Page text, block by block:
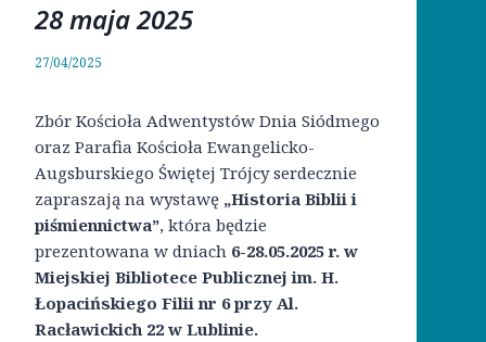
28 maja 2025
27/04/2025
Zbór Kościoła Adwentystów Dnia Siódmego
oraz Parafia Kościoła Ewangelicko-
Augsburskiego Świętej Trójcy serdecznie
zapraszają na wystawę „Historia Biblii i
piśmiennictwa”, która będzie
prezentowana w dniach 6-28.05.2025 r. w
Miejskiej Bibliotece Publicznej im. H.
Łopacińskiego Filii nr 6 przy Al.
Racławickich 22 w Lublinie.